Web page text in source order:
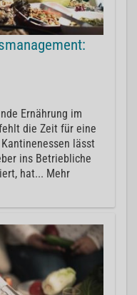
Ernährung im
die Zeit für eine
lässt
ins Betriebliche
hat... Mehr